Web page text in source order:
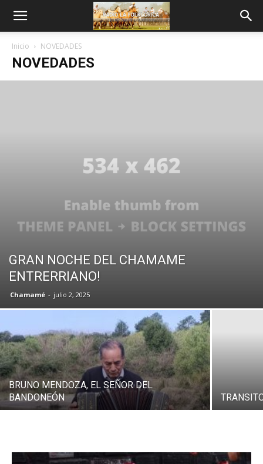
Inicio NOVEDADES
NOVEDADES
GRAN NOCHE DEL CHAMAME
ENTRERRIANO!
Chamamé - julio 2, 2025
BRUNO MENDOZA, EL SEÑOR DEL
BANDONEÓN